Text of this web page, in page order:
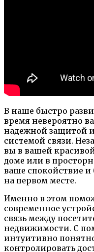
В наше быстро
время невероятно
надежной защитой
системой связи.
вы в вашей
доме или в
ваше спокойствие и
на первом месте.
Именно в этом
современное
связь между
недвижимости. С
интуитивно
контролировать